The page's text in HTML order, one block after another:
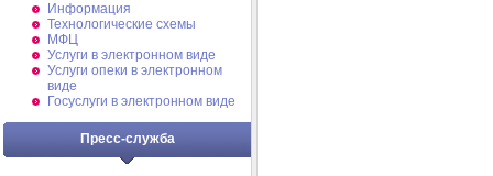
Информация
Технологические схемы
МФЦ
Услуги в электронном виде
Услуги опеки в электронном
виде
Госуслуги в электронном виде
Пресс-служба